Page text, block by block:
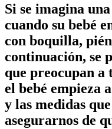
Si se imagina
cuando su bebé
con boquilla,
continuación, se
que preocupan a
el bebé empieza
y las medidas
asegurarnos de